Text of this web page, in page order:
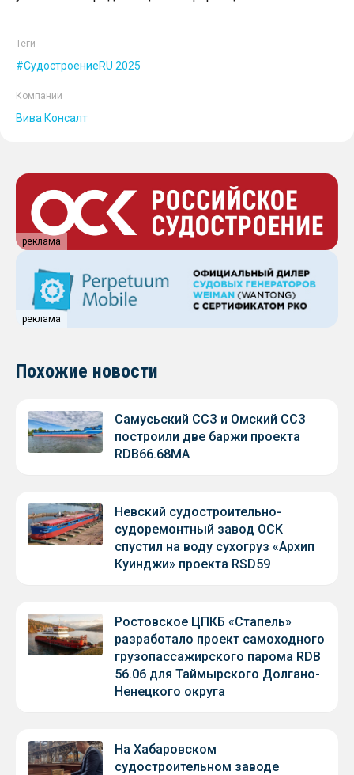
Теги
СудостроениеRU 2025
Компании
Вива Консалт
реклама
реклама
Похожие новости
Самусьский ССЗ и Омский ССЗ
построили две баржи проекта
RDB66.68МА
Невский судостроительно-
судоремонтный завод ОСК
спустил на воду сухогруз «Архип
Куинджи» проекта RSD59
Ростовское ЦПКБ «Стапель»
разработало проект самоходного
грузопассажирского парома RDB
56.06 для Таймырского Долгано-
Ненецкого округа
На Хабаровском
судостроительном заводе